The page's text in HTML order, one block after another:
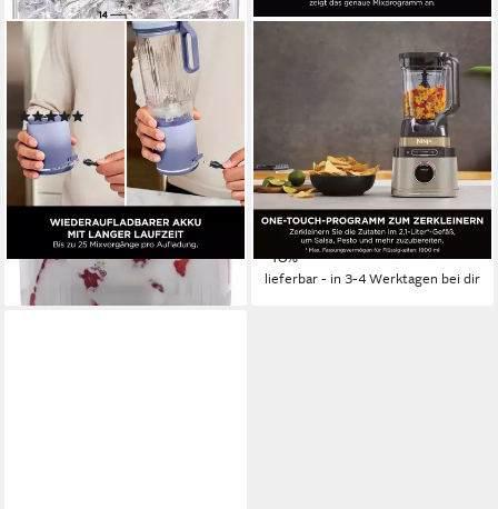
NINJA
Standmixer Blast Max -
Lavendel BC251EULD
ab 105,94 €
9,68 €
mtl. in 12 Raten
lieferbar - in 3-4 Werktagen bei dir
Standmixer Ninja 3-in-1
Detect Power Blender
Processor Pro GOLD,
1200 W Leistung
369,99 € 449,99 €
18,38 €mtl. in 24 Raten
-18%
lieferbar - in 3-4 Werktagen bei dir